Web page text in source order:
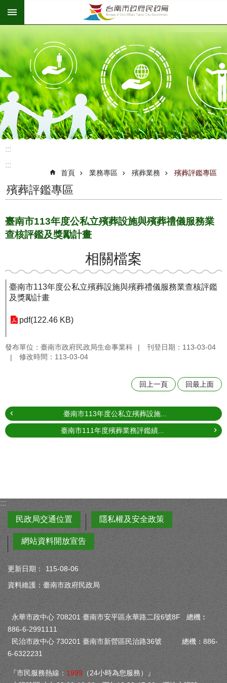
跳到主要內容區塊
:::
:::
首頁 業務專區 殯葬業務 殯葬評鑑專區
殯葬評鑑專區
臺南市113年度公私立殯葬設施與殯葬禮儀服務業
查核評鑑及獎勵計畫
相關檔案
臺南市113年度公私立殯葬設施與殯葬禮儀服務業查核評鑑
及獎勵計畫
pdf(122.46 KB)
發布單位：臺南市政府民政局生命事業科
刊登日期：113-03-04
修改時間：113-03-04
回上一頁 回最上面
臺南市113年度公私立殯葬設施...
臺南市111年度殯葬業務評鑑績...
:::
民政局交通位置
隱私權及安全政策
網站資料開放宣告
更新日期：
115-08-06
資料維護：臺南市政府民政局
永華市政中心 708201 臺南市安平區永華路二段6號8F 總機︰
886-6-2991111
民治市政中心 730201 臺南市新營區民治路36號 總機：886-
6-6322231
『市民服務熱線： 1999 （24小時為您服務）』